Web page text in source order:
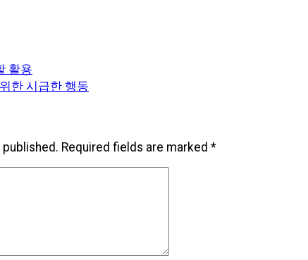
활용
한 시급한 행동
Required fields are marked *